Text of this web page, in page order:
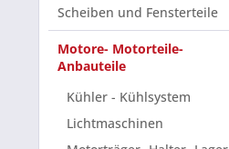
Scheiben und Fensterteile
Motore- Motorteile-
Anbauteile
Kühler - Kühlsystem
Lichtmaschinen